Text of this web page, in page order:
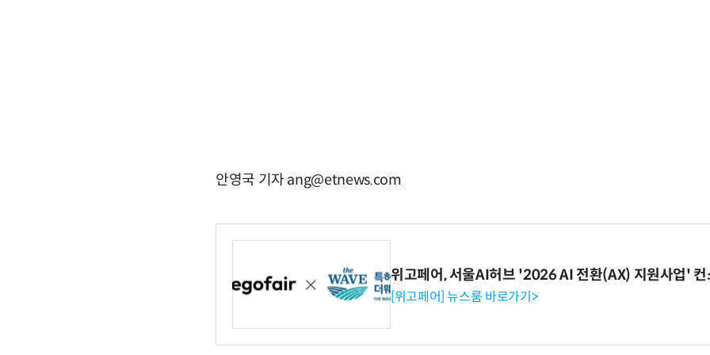
안영국 기자 ang@etnews.com
위고페어, 서울AI허브 '2026 AI 전환(AX) 지원사업' 컨
[위고페어] 뉴스룸 바로가기>